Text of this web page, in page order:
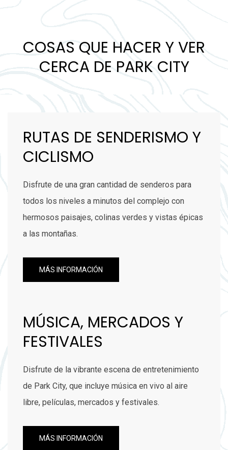
COSAS QUE HACER Y VER
CERCA DE PARK CITY
RUTAS DE SENDERISMO Y
CICLISMO
Disfrute de una gran cantidad de senderos para
todos los niveles a minutos del complejo con
hermosos paisajes, colinas verdes y vistas épicas
a las montañas.
MÁS INFORMACIÓN
MÚSICA, MERCADOS Y
FESTIVALES
Disfrute de la vibrante escena de entretenimiento
de Park City, que incluye música en vivo al aire
libre, películas, mercados y festivales.
MÁS INFORMACIÓN